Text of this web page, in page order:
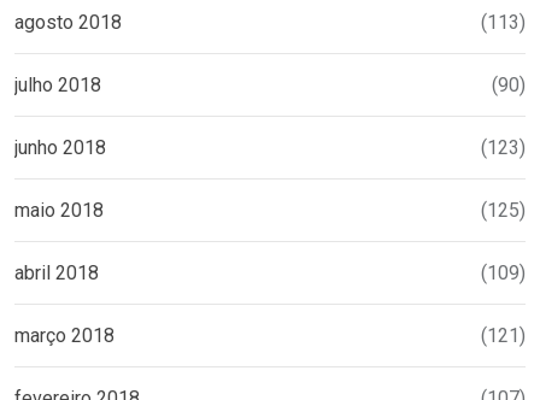
agosto 2018 (113)
julho 2018 (90)
junho 2018 (123)
maio 2018 (125)
abril 2018 (109)
março 2018 (121)